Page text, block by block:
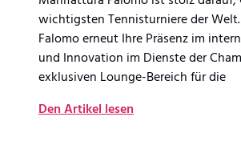
wichtigsten Tennisturniere der
Falomo erneut Ihre Präsenz im
und Innovation im Dienste der
exklusiven Lounge-Bereich für die
Den Artikel lesen